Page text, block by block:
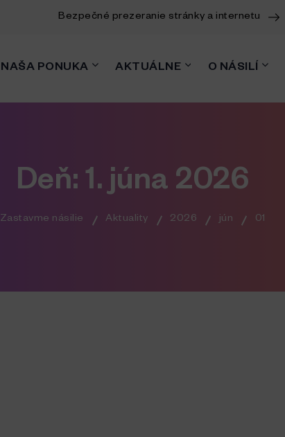
Bezpečné prezeranie stránky a internetu
NAŠA PONUKA AKTUÁLNE O NÁSILÍ
Deň: 1. júna 2026
Zastavme násilie Aktuality 2026 jún 01